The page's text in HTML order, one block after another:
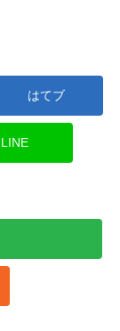
はてブ
LINE